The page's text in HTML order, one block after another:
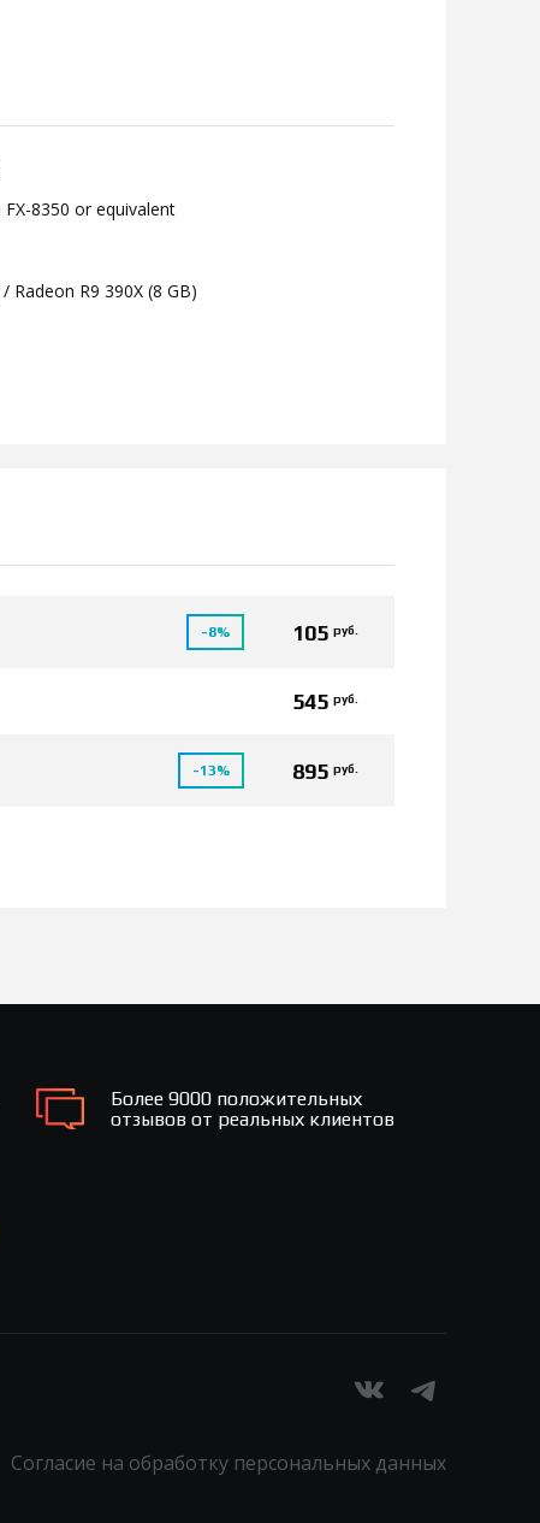
8350 or equivalent
Radeon R9 390X (8 GB)
-8% 105 руб.
545 руб.
-13% 895 руб.
Более 9000 положительных
отзывов от реальных клиентов
Согласие на обработку персональных данных